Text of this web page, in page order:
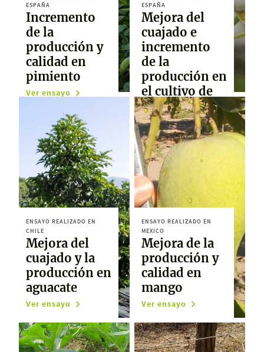
ESPAÑA
Incremento
de la
producción y
calidad en
pimiento
Ver ensayo
ESPAÑA
Mejora del
cuajado e
incremento
de la
producción en
el cultivo de
pera
Ver ensayo
ENSAYO REALIZADO EN
CHILE
Mejora del
cuajado y la
producción en
aguacate
Ver ensayo
ENSAYO REALIZADO EN
MEXICO
Mejora de la
producción y
calidad en
mango
Ver ensayo